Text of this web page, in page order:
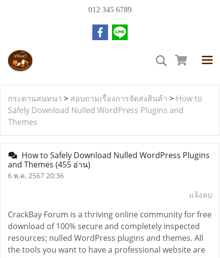
012 345 6789
กระดานสนทนา > สอบถามเรื่องการจัดส่งสินค้า > How to
Safely Download Nulled WordPress Plugins and
Themes
How to Safely Download Nulled WordPress Plugins
and Themes (455 อ่าน)
6 พ.ค. 2567 20:36
แจ้งลบ
CrackBay Forum is a thriving online community for free
download of 100% secure and completely inspected
resources; nulled WordPress plugins and themes. All
the tools you want to have a professional website are